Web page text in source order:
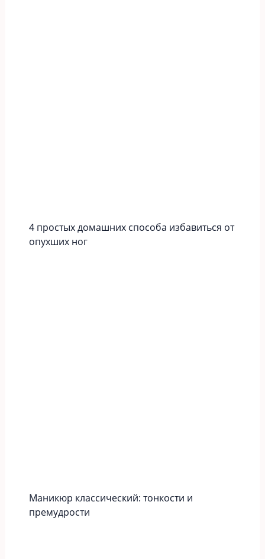
4 простых домашних способа избавиться от
опухших ног
Маникюр классический: тонкости и
премудрости